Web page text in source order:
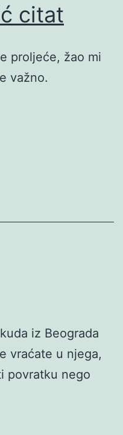
citat
proljeće, žao mi
važno.
iz Beograda
vraćate u njega,
povratku nego